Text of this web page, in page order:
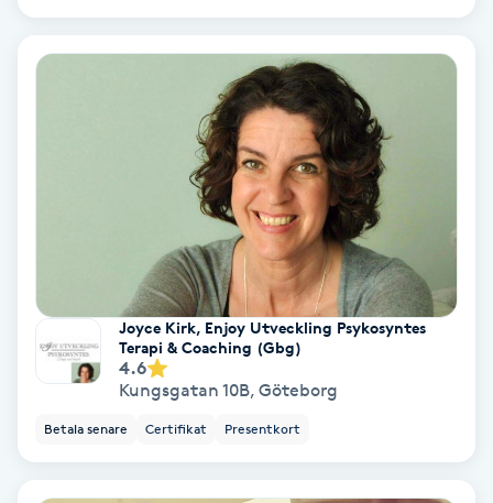
Spa-pedikyr
Joyce Kirk, Enjoy Utveckling Psykosyntes
Terapi & Coaching (Gbg)
4.6
Kungsgatan 10B, Göteborg
Betala senare Certifikat Presentkort